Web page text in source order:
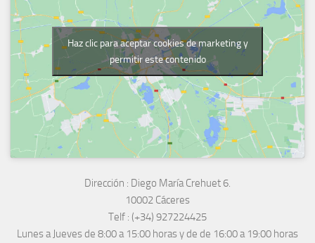
Haz clic para aceptar cookies de marketing y
permitir este contenido
Dirección : Diego María Crehuet 6.
10002 Cáceres
Telf : (+34) 927224425
Lunes a Jueves de 8:00 a 15:00 horas y de de 16:00 a 19:00 horas